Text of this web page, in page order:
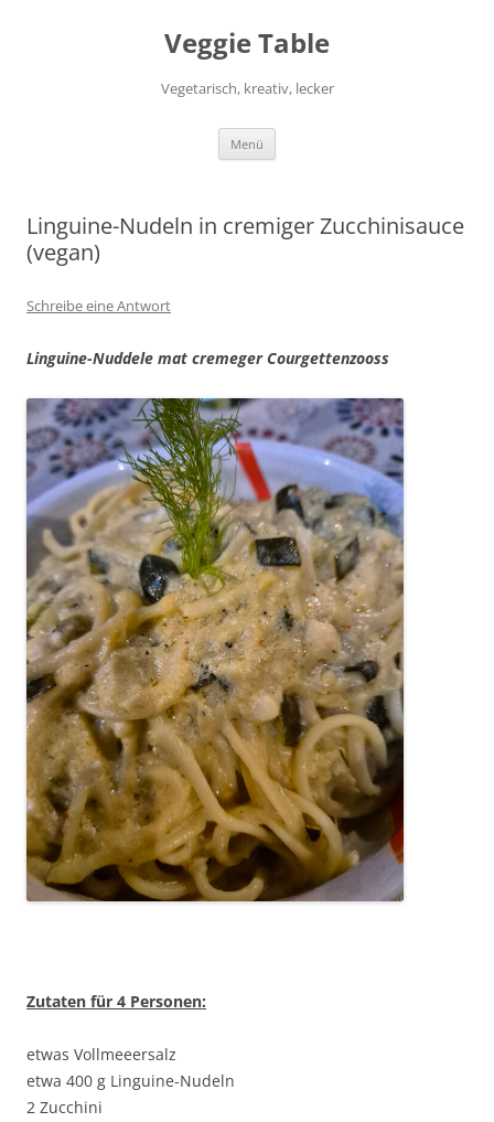
Veggie Table
Vegetarisch, kreativ, lecker
Menü
Linguine-Nudeln in cremiger Zucchinisauce
(vegan)
Schreibe eine Antwort
Linguine-Nuddele mat cremeger Courgettenzooss
Zutaten für 4 Personen:
etwas Vollmeeersalz
etwa 400 g Linguine-Nudeln
2 Zucchini